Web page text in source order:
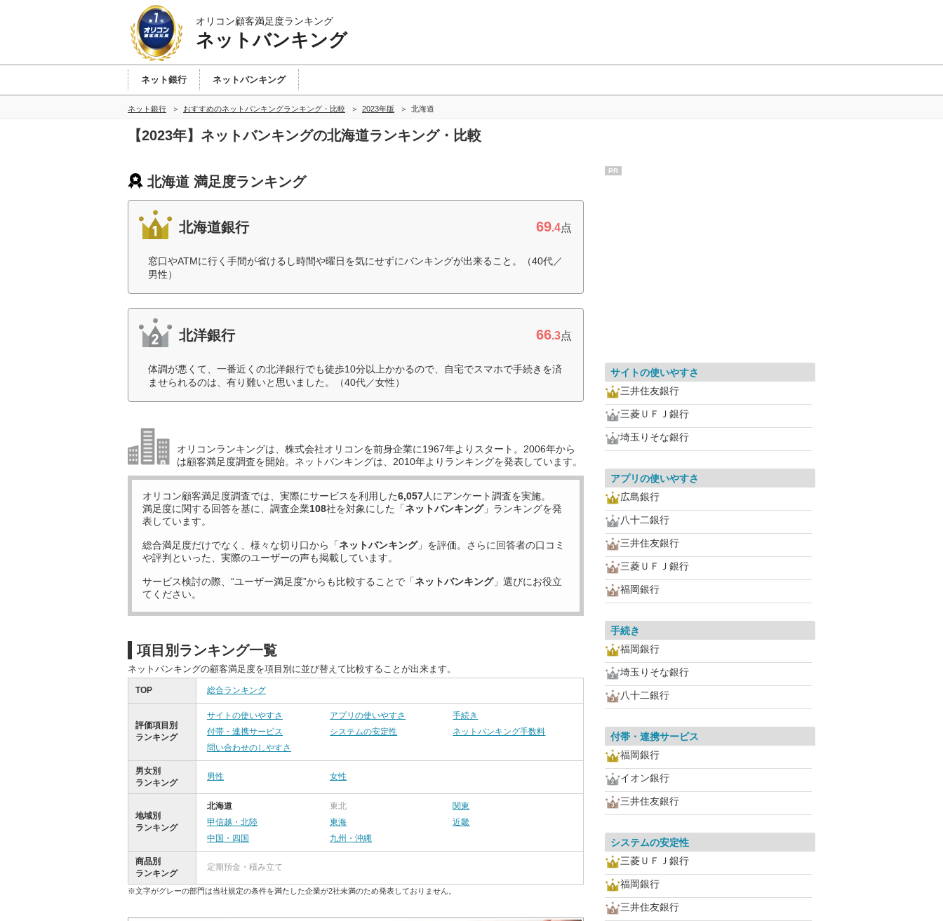
オリコン顧客満足度ランキング
ネットバンキング
ネット銀行 ネットバンキング
ネット銀行 おすすめのネットバンキングランキング・比較 2023年版 北海道
【2023年】ネットバンキングの北海道ランキング・比較
北海道 満足度ランキング
北海道銀行 69.4点
窓口やATMに行く手間が省けるし時間や曜日を気にせずにバンキングが出来ること。（40代／
男性）
北洋銀行 66.3点
体調が悪くて、一番近くの北洋銀行でも徒歩10分以上かかるので、自宅でスマホで手続きを済
ませられるのは、有り難いと思いました。（40代／女性）
オリコンランキングは、株式会社オリコンを前身企業に1967年よりスタート。2006年から
は顧客満足度調査を開始。ネットバンキングは、2010年よりランキングを発表しています。
オリコン顧客満足度調査では、実際にサービスを利用した6,057人にアンケート調査を実施。
満足度に関する回答を基に、調査企業108社を対象にした「ネットバンキング」ランキングを発
表しています。
総合満足度だけでなく、様々な切り口から「ネットバンキング」を評価。さらに回答者の口コミ
や評判といった、実際のユーザーの声も掲載しています。
サービス検討の際、“ユーザー満足度”からも比較することで「ネットバンキング」選びにお役立
てください。
項目別ランキング一覧
ネットバンキングの顧客満足度を項目別に並び替えて比較することが出来ます。
TOP 総合ランキング
評価項目別
ランキング
サイトの使いやすさ アプリの使いやすさ
手続き
付帯・連携サービス
システムの安定性
ネットバンキング手数料
問い合わせのしやすさ
男女別
ランキング
男性 女性
地域別
ランキング
北海道 東北
関東
甲信越・北陸
東海
近畿
中国・四国
九州・沖縄
商品別
ランキング
定期預金・積み立て
※文字がグレーの部門は当社規定の条件を満たした企業が2社未満のため発表しておりません。
PR
サイトの使いやすさ
三井住友銀行
三菱ＵＦＪ銀行
埼玉りそな銀行
アプリの使いやすさ
広島銀行
八十二銀行
三井住友銀行
三菱ＵＦＪ銀行
福岡銀行
手続き
福岡銀行
埼玉りそな銀行
八十二銀行
付帯・連携サービス
福岡銀行
イオン銀行
三井住友銀行
システムの安定性
三菱ＵＦＪ銀行
福岡銀行
三井住友銀行